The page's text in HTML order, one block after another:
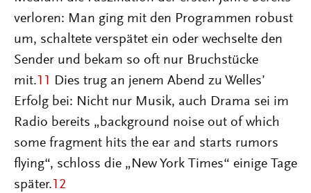
verloren: Man ging mit den Programmen robust
um, schaltete verspätet ein oder wechselte den
Sender und bekam so oft nur Bruchstücke
mit. 11 Dies trug an jenem Abend zu Welles’
Erfolg bei: Nicht nur Musik, auch Drama sei im
Radio bereits „background noise out of which
some fragment hits the ear and starts rumors
flying“, schloss die „New York Times“ einige Tage
später. 12